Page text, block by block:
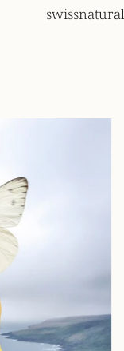
swissnatural